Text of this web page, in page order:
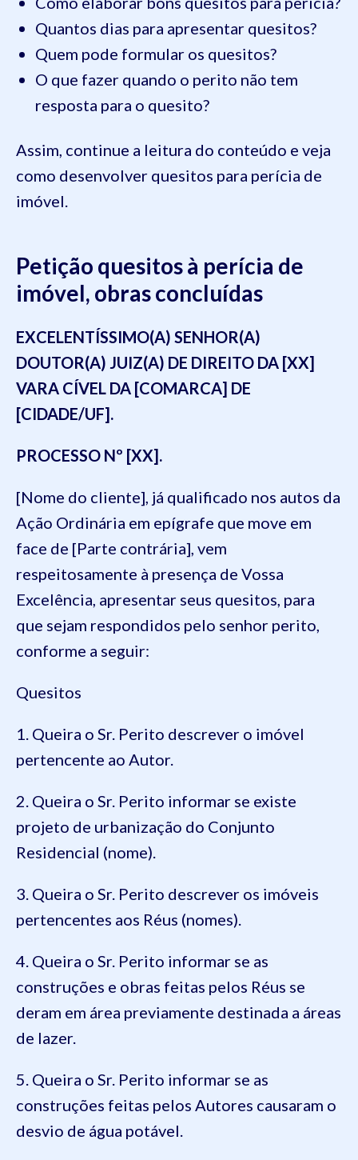
Quantos dias para apresentar quesitos?
Quem pode formular os quesitos?
O que fazer quando o perito não tem
resposta para o quesito?
Assim, continue a leitura do conteúdo e veja
como desenvolver quesitos para perícia de
imóvel.
Petição quesitos à perícia de
imóvel, obras concluídas
EXCELENTÍSSIMO(A) SENHOR(A)
DOUTOR(A) JUIZ(A) DE DIREITO DA [XX]
VARA CÍVEL DA [COMARCA] DE
[CIDADE/UF].
PROCESSO Nº [XX].
[Nome do cliente], já qualificado nos autos da
Ação Ordinária em epígrafe que move em
face de [Parte contrária], vem
respeitosamente à presença de Vossa
Excelência, apresentar seus quesitos, para
que sejam respondidos pelo senhor perito,
conforme a seguir:
Quesitos
1. Queira o Sr. Perito descrever o imóvel
pertencente ao Autor.
2. Queira o Sr. Perito informar se existe
projeto de urbanização do Conjunto
Residencial (nome).
3. Queira o Sr. Perito descrever os imóveis
pertencentes aos Réus (nomes).
4. Queira o Sr. Perito informar se as
construções e obras feitas pelos Réus se
deram em área previamente destinada a áreas
de lazer.
5. Queira o Sr. Perito informar se as
construções feitas pelos Autores causaram o
desvio de água potável.